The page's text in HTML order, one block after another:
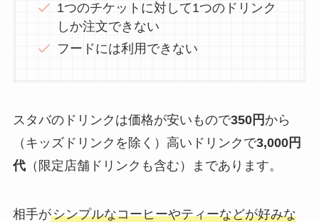
1つのチケットに対して1つのドリンク
しか注文できない
フードには利用できない
スタバのドリンクは価格が安いもので350円 から
（キッズドリンクを除く）高いドリンクで3,000円
代（限定店舗ドリンクも含む）まであります。
相手がシンプルなコーヒーやティーなどが好みな